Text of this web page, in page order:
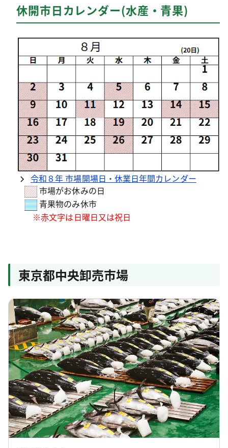
豊洲市場における空気調査及び地下水質調査結果
の公表について
2026年2月13日
各市場のご紹介
第１５回「豊洲市場における地下水等管理に関す
る協議会」の開催について
2026年1月30日
条例・計画・審議会
第８７回東京都卸売市場審議会の開催について
2026年1月23日
各市場のご紹介
「板橋市場プチマルシェ2026」を初開催しま
す！
2025年12月25日
2025年10月31日
各市場のご紹介
東京都中央卸売市場足立市場 「あだち市場の日
感謝祭」開催について
休開市日カレンダー(水産・青果)
令和８年 市場開場日・休業日年間カレンダー
市場がお休みの日
青果物のみ休市
※赤文字は日曜日又は祝日
東京都中央卸売市場